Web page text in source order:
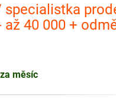
specialistka
až 40 000 +
měsíc